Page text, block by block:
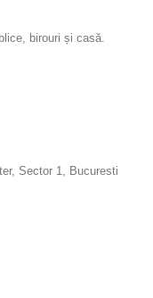
birouri și casă.
Sector 1, Bucuresti